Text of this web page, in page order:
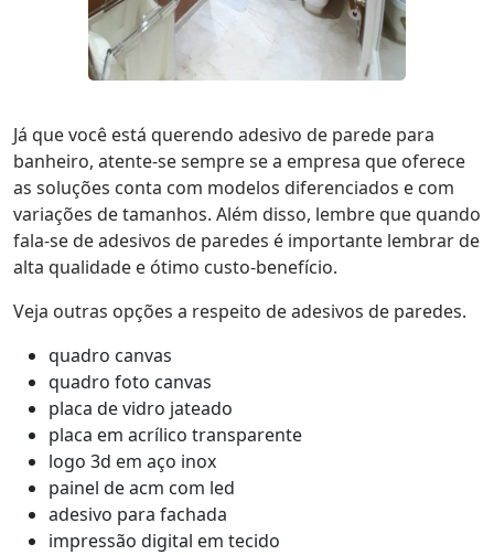
Já que você está querendo adesivo de parede para
banheiro, atente-se sempre se a empresa que oferece
as soluções conta com modelos diferenciados e com
variações de tamanhos. Além disso, lembre que quando
fala-se de adesivos de paredes é importante lembrar de
alta qualidade e ótimo custo-benefício.
Veja outras opções a respeito de adesivos de paredes.
quadro canvas
quadro foto canvas
placa de vidro jateado
placa em acrílico transparente
logo 3d em aço inox
painel de acm com led
adesivo para fachada
impressão digital em tecido